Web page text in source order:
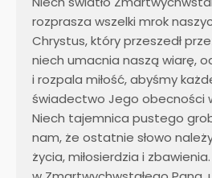
rozprasza wszelki mrok
Chrystus, który przeszedł
niech umacnia naszą wiarę,
i rozpala miłość, abyśmy
świadectwo Jego obecności
Niech tajemnica pustego
nam, że ostatnie słowo
życia, miłosierdzia i